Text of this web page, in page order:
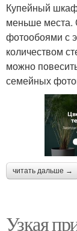
Купейный
меньше места.
фотообоями с
количеством
можно
семейных
читать дальше →
Узкая